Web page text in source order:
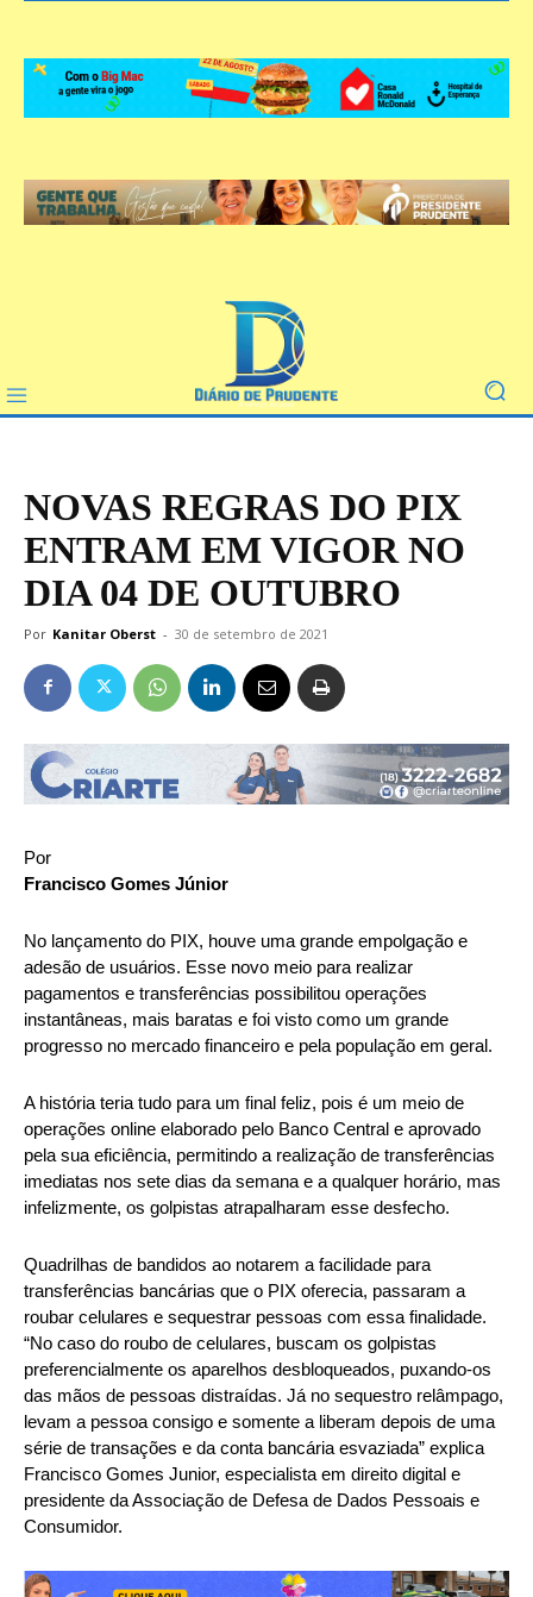
NOVAS REGRAS DO PIX
ENTRAM EM VIGOR NO
DIA 04 DE OUTUBRO
Por Kanitar Oberst - 30 de setembro de 2021
Por
Francisco Gomes Júnior
No lançamento do PIX, houve uma grande empolgação e
adesão de usuários. Esse novo meio para realizar
pagamentos e transferências possibilitou operações
instantâneas, mais baratas e foi visto como um grande
progresso no mercado financeiro e pela população em geral.
A história teria tudo para um final feliz, pois é um meio de
operações online elaborado pelo Banco Central e aprovado
pela sua eficiência, permitindo a realização de transferências
imediatas nos sete dias da semana e a qualquer horário, mas
infelizmente, os golpistas atrapalharam esse desfecho.
Quadrilhas de bandidos ao notarem a facilidade para
transferências bancárias que o PIX oferecia, passaram a
roubar celulares e sequestrar pessoas com essa finalidade.
“No caso do roubo de celulares, buscam os golpistas
preferencialmente os aparelhos desbloqueados, puxando-os
das mãos de pessoas distraídas. Já no sequestro relâmpago,
levam a pessoa consigo e somente a liberam depois de uma
série de transações e da conta bancária esvaziada” explica
Francisco Gomes Junior, especialista em direito digital e
presidente da Associação de Defesa de Dados Pessoais e
Consumidor.